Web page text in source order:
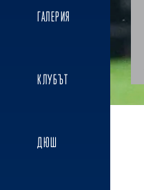
ГАЛЕРИЯ
КЛУБЪТ
ДЮШ